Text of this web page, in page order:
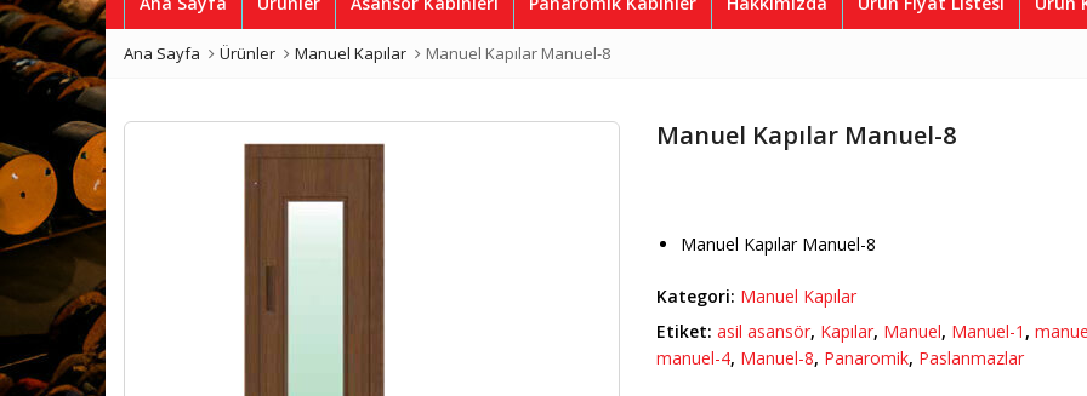
Ana Sayfa Ürünler Manuel Kapılar Manuel Kapılar Manuel-8
Manuel Kapılar Manuel-8
Manuel Kapılar Manuel-8
Kategori: Manuel Kapılar
Etiket: asil asansör, Kapılar, Manuel, Manuel-1 ,
manuel-4, Manuel-8, Panaromik, Paslanmazlar
BUTE
Kaplamalar ASD 3126
PARLAK